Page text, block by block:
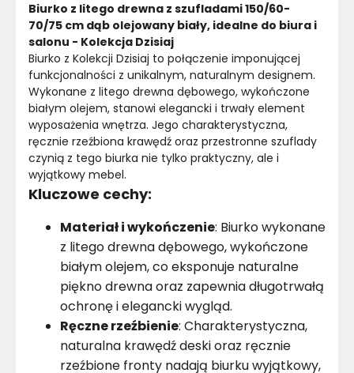
Kolor Korpusu Dąb olejowany biały
Kolor blatu Dąb olejowany biały
Materiał Drewno lite
Kolor Brązy
Marka Kowalski Woodshop
Rok produkcji 2024
Biurko z litego drewna z szufladami 150/60-
70/75 cm dąb olejowany biały, idealne do biura i
salonu - Kolekcja Dzisiaj
Biurko z Kolekcji Dzisiaj to połączenie imponującej
funkcjonalności z unikalnym, naturalnym designem.
Wykonane z litego drewna dębowego, wykończone
białym olejem, stanowi elegancki i trwały element
wyposażenia wnętrza. Jego charakterystyczna,
ręcznie rzeźbiona krawędź oraz przestronne szuflady
czynią z tego biurka nie tylko praktyczny, ale i
wyjątkowy mebel.
Kluczowe cechy:
Materiał i wykończenie: Biurko wykonane
z litego drewna dębowego, wykończone
białym olejem, co eksponuje naturalne
piękno drewna oraz zapewnia długotrwałą
ochronę i elegancki wygląd.
Ręczne rzeźbienie: Charakterystyczna,
naturalna krawędź deski oraz ręcznie
rzeźbione fronty nadają biurku wyjątkowy,